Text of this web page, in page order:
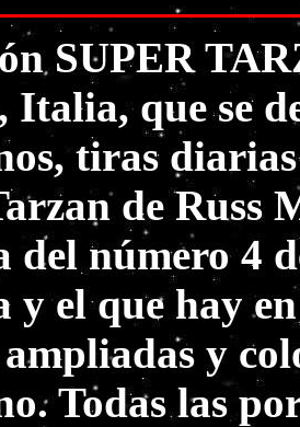
SUPER
que se
tiras
de Russ
del número 4
y el que hay
y
Todas las